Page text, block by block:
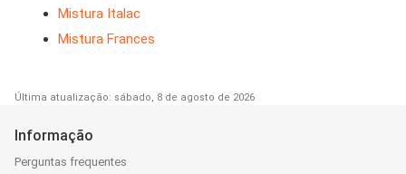
Mistura Italac
Mistura Frances
Última atualização: sábado, 8 de agosto de 2026
Informação
Perguntas frequentes